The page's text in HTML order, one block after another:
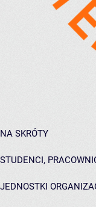
NA SKRÓTY
STUDENCI,
JEDNOSTKI